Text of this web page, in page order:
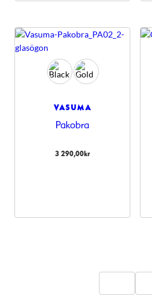
VASUMA
Pakobra
3 290,00kr